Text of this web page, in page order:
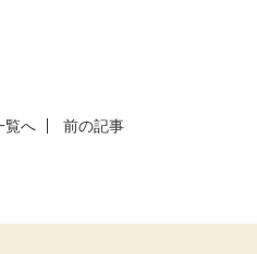
覧へ 前の記事